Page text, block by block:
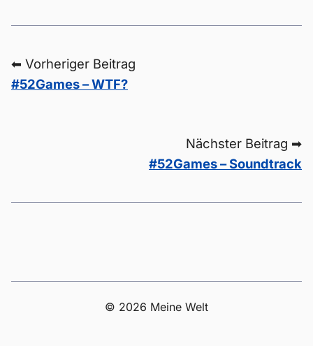
⬅ Vorheriger Beitrag
#52Games – WTF?
Nächster Beitrag ➡
#52Games – Soundtrack
© 2026 Meine Welt